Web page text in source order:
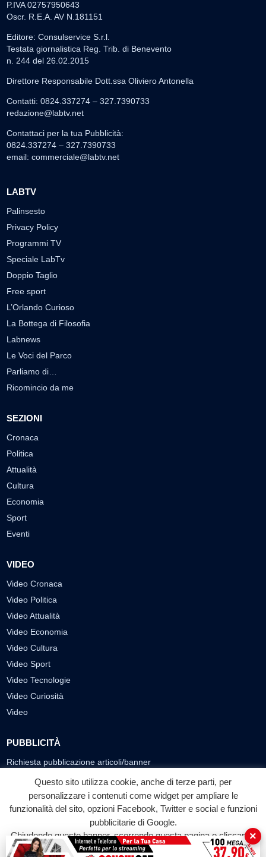
P.IVA 02757950643
Oscr. R.E.A. AV N.181151
Editore: Consulservice S.r.l.
Testata giornalistica Reg. Trib. di Benevento
n. 244 del 26.02.2015
Direttore Responsabile Dott.ssa Oliviero Antonella
Contatti: 0824.337274 – 327.7390733
redazione@labtv.net
Contattaci per la tua Pubblicità:
0824.337274 – 327.7390733
email: commerciale@labtv.net
LABTV
Palinsesto
Privacy Policy
Programmi TV
Speciale LabTv
Doppio Taglio
Free sport
L’Orlando Curioso
La Bottega di Filosofia
Labnews
Le Voci del Parco
Parliamo di…
Ricomincio da me
SEZIONI
Cronaca
Politica
Attualità
Cultura
Economia
Sport
Eventi
VIDEO
Video Cronaca
Video Politica
Video Attualità
Video Economia
Video Cultura
Video Sport
Video Tecnologie
Video Curiosità
Video
PUBBLICITÀ
Richiesta pubblicazione articoli/banner
SEGUICI SUI SOCIAL
f
Facebook
◎ ▶
YouTube
Questo sito utilizza cookie, anche di terze parti, per
personalizzare i contenuti come widget per ampliare le
funzionalità del sito, opzioni Facebook, Twitter e social e funzioni
pubblicitarie di Google.
Chiudendo questo banner, scorrendo questa pagina o cliccando
su qualunque suo elemento acconsenti all'uso dei cookie.
×